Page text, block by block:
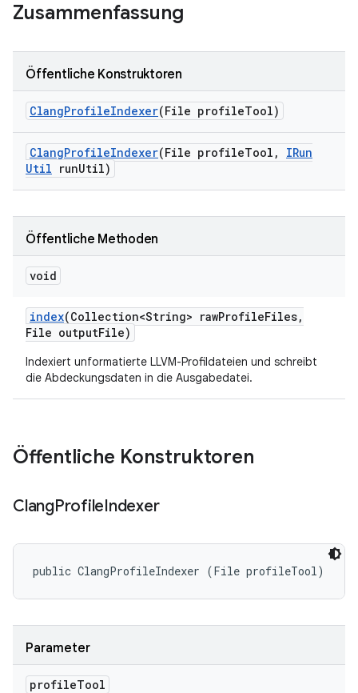
Zusammenfassung
Öffentliche Konstruktoren
ClangProfileIndexer(File profileTool)
ClangProfileIndexer(File profileTool ,
IRun
Util runUtil)
Öffentliche Methoden
void
index(Collection<String> rawProfileFiles,
File outputFile)
Indexiert unformatierte LLVM-Profildateien und schreibt
die Abdeckungsdaten in die Ausgabedatei.
Öffentliche Konstruktoren
ClangProfileIndexer
public ClangProfileIndexer (File profileTool)
Parameter
profileTool